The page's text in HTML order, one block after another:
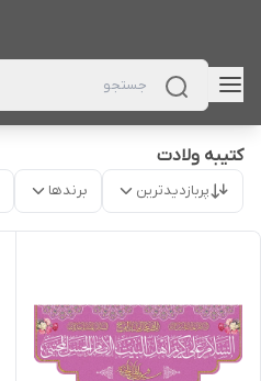
کتیبه ولادت
پربازدیدترین برندها